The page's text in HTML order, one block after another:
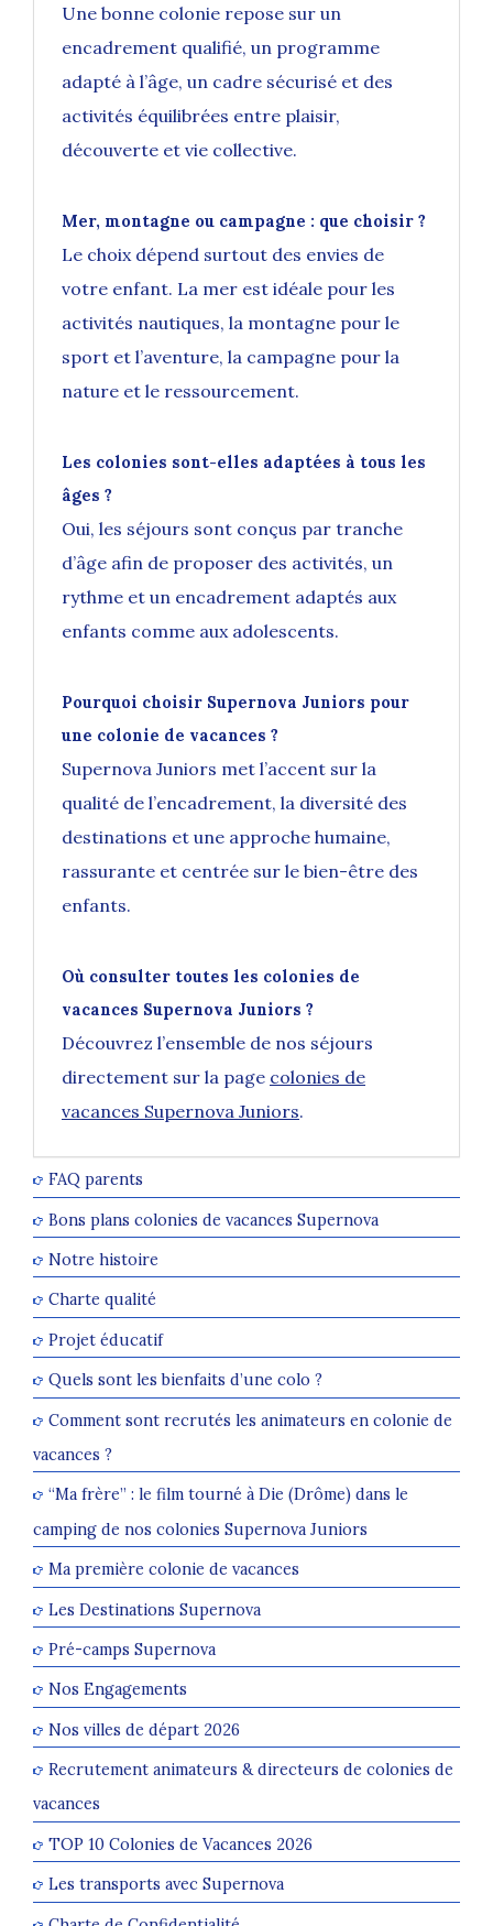
Une bonne colonie repose sur un
encadrement qualifié, un programme
adapté à l’âge, un cadre sécurisé et des
activités équilibrées entre plaisir,
découverte et vie collective.
Mer, montagne ou campagne : que choisir ?
Le choix dépend surtout des envies de
votre enfant. La mer est idéale pour les
activités nautiques, la montagne pour le
sport et l’aventure, la campagne pour la
nature et le ressourcement.
Les colonies sont-elles adaptées à tous les
âges ?
Oui, les séjours sont conçus par tranche
d’âge afin de proposer des activités, un
rythme et un encadrement adaptés aux
enfants comme aux adolescents.
Pourquoi choisir Supernova Juniors pour
une colonie de vacances ?
Supernova Juniors met l’accent sur la
qualité de l’encadrement, la diversité des
destinations et une approche humaine,
rassurante et centrée sur le bien-être des
enfants.
Où consulter toutes les colonies de
vacances Supernova Juniors ?
Découvrez l’ensemble de nos séjours
directement sur la page colonies de
vacances Supernova Juniors.
FAQ parents
Bons plans colonies de vacances Supernova
Notre histoire
Charte qualité
Projet éducatif
Quels sont les bienfaits d’une colo ?
Comment sont recrutés les animateurs en colonie de
vacances ?
“Ma frère” : le film tourné à Die (Drôme) dans le
camping de nos colonies Supernova Juniors
Ma première colonie de vacances
Les Destinations Supernova
Pré-camps Supernova
Nos Engagements
Nos villes de départ 2026
Recrutement animateurs & directeurs de colonies de
vacances
TOP 10 Colonies de Vacances 2026
Les transports avec Supernova